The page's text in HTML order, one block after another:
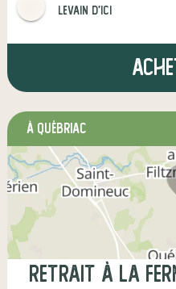
LEVAIN D'ICI
à Québriac
Retrait à la